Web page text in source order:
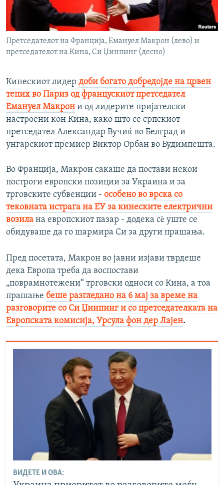
Претседателот на Франција, Емануел Макрон (лево) и
претседателот на Кина, Си Џинпинг (десно)
Кинескиот лидер доби богато добредојде на црвен
тепих во Париз од францускиот претседател
Емануел Макрон и од лидерите пријателски
настроени кон Кина, како што се српскиот
претседател Александар Вучиќ во Белград и
унгарскиот премиер Виктор Орбан во Будимпешта.
Во Франција, Макрон сакаше да постави некои
построги европски позиции за Украина и за
трговските субвенции - особено во врска со
тековната истрага на ЕУ за кинеските електрични
возила на европскиот пазар - додека сè уште се
обидуваше да го шармира Си за други прашања.
Пред посетата, Макрон во јавни изјави тврдеше
дека Европа треба да воспостави
„поврамнотежени“ трговски односи со Кина, а тоа
прашање беше разгледано на 6 мај за време на
разговорите со Си Џинпинг и со претседателката на
Европската комисија, Урсула фон дер Лајен.
ВИДЕТЕ И ОВА: